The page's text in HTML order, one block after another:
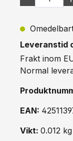
Leveranstid
Frakt inom
Normal
EAN:
Vikt: 0.012 kg